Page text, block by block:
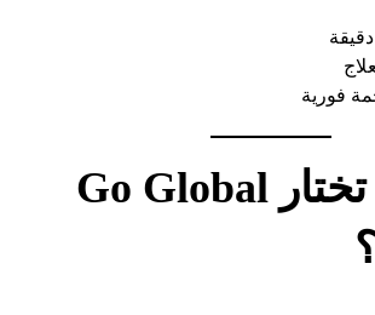
فورية
💡 لماذا تختار Go Global